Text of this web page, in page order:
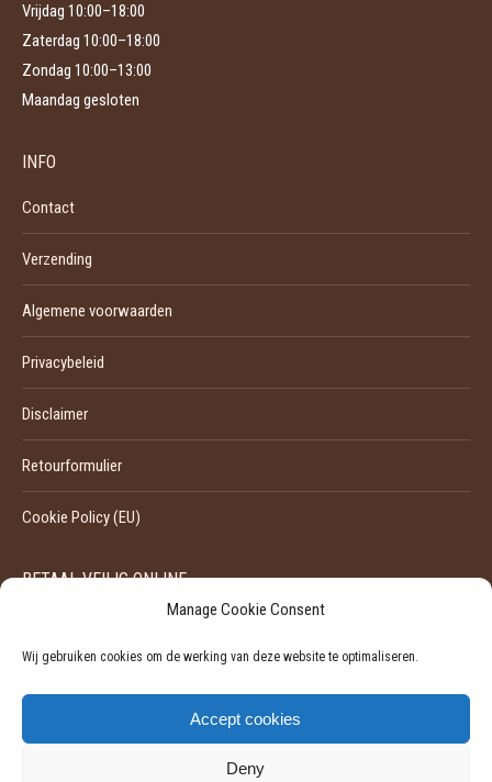
Manage Cookie Consent
Wij gebruiken cookies om de werking van deze website te optimaliseren.
Accept cookies
Deny
Vrijdag 10:00–18:00
Zaterdag 10:00–18:00
Zondag 10:00–13:00
Maandag gesloten
INFO
Contact
Verzending
Algemene voorwaarden
Privacybeleid
Disclaimer
Retourformulier
Cookie Policy (EU)
BETAAL VEILIG ONLINE